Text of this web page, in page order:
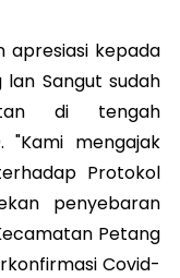
apresiasi kepada
Sangut sudah
di tengah
"Kami mengajak
Protokol
penyebaran
Petang
Covid-